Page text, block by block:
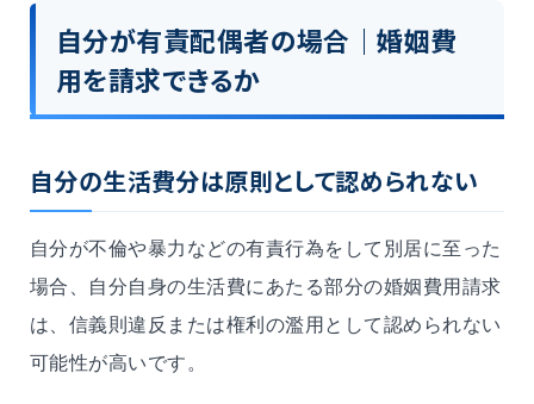
自分が有責配偶者の場合｜婚姻費
用を請求できるか
自分の生活費分は原則として認められない
自分が不倫や暴力などの有責行為をして別居に至った
場合、自分自身の生活費にあたる部分の婚姻費用請求
は、信義則違反または権利の濫用として認められない
可能性が高いです。